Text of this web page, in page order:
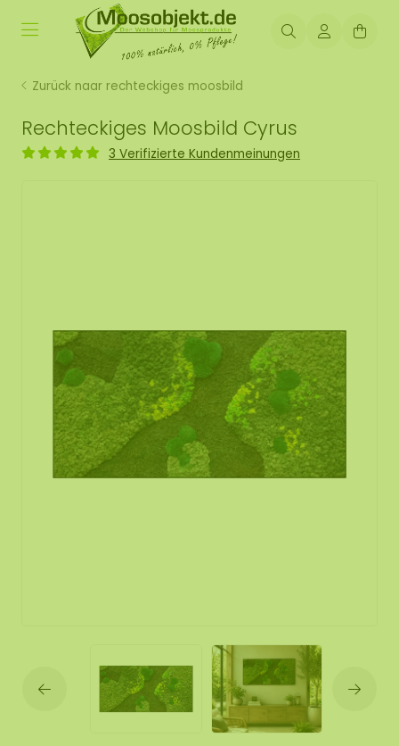
Zurück naar rechteckiges moosbild
Rechteckiges Moosbild Cyrus
3 Verifizierte Kundenmeinungen